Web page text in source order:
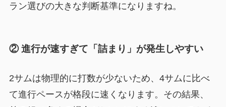
ラン選びの大きな判断基準になりますね。
② 進行が速すぎて「詰まり」が発生しやすい
2サムは物理的に打数が少ないため、4サムに比べ
て進行ペースが格段に速くなります。その結果、